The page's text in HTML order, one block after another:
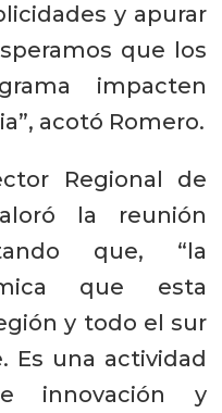
y apurar
que los
impacten
acotó Romero.
Regional de
la reunión
que, “la
que esta
y todo el sur
Es una actividad
innovación y